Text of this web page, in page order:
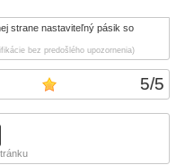
5/5
strane nastaviteľný pásik so
bez predošlého upozornenia)